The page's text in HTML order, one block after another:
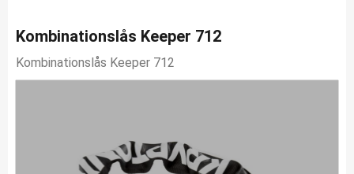
Kombinationslås Keeper 712
Kombinationslås Keeper 712